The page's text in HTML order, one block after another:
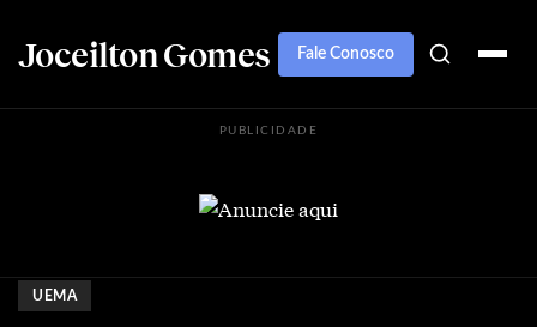
Joceilton Gomes Fale Conosco
PUBLICIDADE
UEMA